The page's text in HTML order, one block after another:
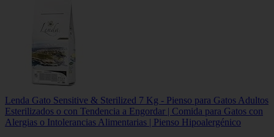
Lenda Gato Sensitive & Sterilized 7 Kg - Pienso para Gatos Adultos
Esterilizados o con Tendencia a Engordar | Comida para Gatos con
Alergias o Intolerancias Alimentarias | Pienso Hipoalergénico